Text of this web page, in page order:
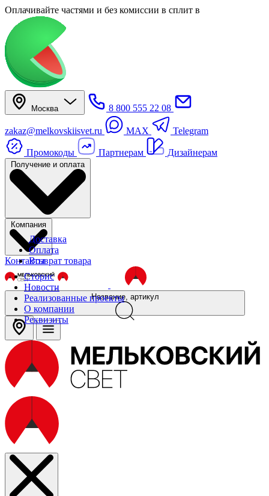
Оплачивайте частями и без комиссии в сплит в
Москва 8 800 555 22 08
zakaz@melkovskiisvet.ru MAX Telegram
Промокоды Партнерам Дизайнерам
Получение и оплата
Доставка
Оплата
Возврат товара
Компания
Сторис
Новости
Реализованные проекты
О компании
Реквизиты
Контакты
Название, артикул